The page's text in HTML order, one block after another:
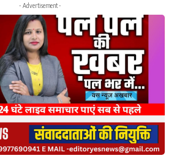
- Advertisement -